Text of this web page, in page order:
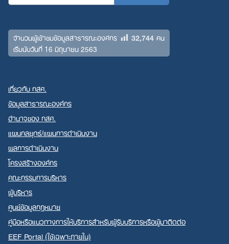
จำนวนผู้เข้าชมข้อมูลสาธารณะองค์กร 32,744คน
เริ่มนับวันที่ 16 มิถุนายน 2563
เกี่ยวกับ กสศ.
ข้อมูลสาธารณะองค์กร
อำนาจของ กสศ.
แผนกลยุทธ์/แผนการดำเนินงาน
ผลการดำเนินงาน
โครงสร้างองค์กร
คณะกรรมการบริหาร
ผู้บริหาร
ศูนย์ข้อมูลกฎหมาย
คู่มือหรือแนวทางการให้บริการสำหรับผู้รับบริการหรือผู้มาติดต่อ
EEF Portal (ใช้เฉพาะภายใน)